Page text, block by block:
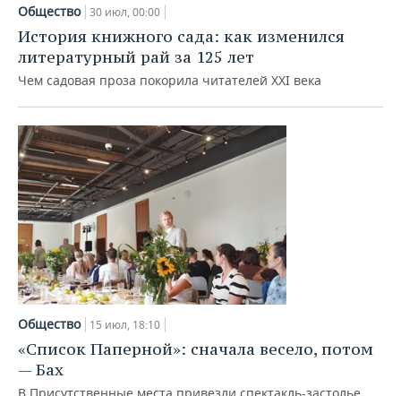
НЕФТЕХИМИЯ
НЕФТЬ
ОПК
ЭНЕРГЕТИКА
РОЗНИЧНАЯ ТОРГОВЛЯ
ТРАНСПОРТ
НОВОСТИ ТЕХНОЛОГИЙ
IT
ТЕЛЕКОММУНИКАЦИИ
МЕРОПРИЯТИЯ
НОВОСТИ МЕРОПРИЯТИЙ
БИЗНЕС-БРАНЧИ
ONLINE-КОНФЕРЕНЦИИ
ОТКРЫТАЯ ЛЕКЦИЯ
СПОРТ
ФУТБОЛ
ХОККЕЙ
БАСКЕТБОЛ
ВОЛЕЙБОЛ
КИБЕРСПОРТ
ФИГУРНОЕ КАТАНИЕ
НОВОСТИ ОБЩЕСТВА
ВЛАСТЬ
ИНФРАСТРУКТУРА
ИСТОРИЯ
КУЛЬТУРА
МЕДИЦИНА
ФОТОГАЛЕРЕЯ
СЮЖЕТЫ
СПРАВОЧНИК
СПИСОК ПЕРСОН
СПИСОК КОМПАНИЙ
ПОЛНАЯ ВЕРСИЯ
Общество 30 июл, 00:00
История книжного сада: как изменился
литературный рай за 125 лет
Чем садовая проза покорила читателей XXI века
Общество 15 июл, 18:10
«Список Паперной»: сначала весело, потом
— Бах